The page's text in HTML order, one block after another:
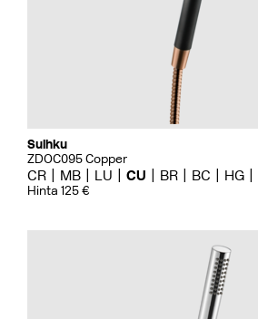
Suihku
ZDOC095 Copper
CR MB LU CU BR BC HG
Hinta 125 €